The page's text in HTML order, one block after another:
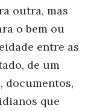
outra, mas
o bem ou
entre as
de um
documentos,
que